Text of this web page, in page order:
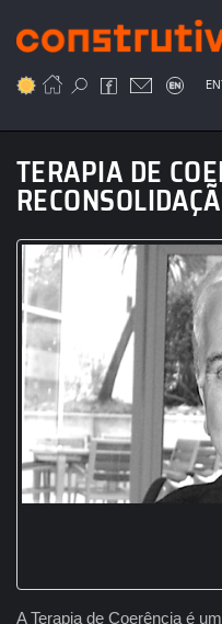
para
conteúdo
TERAPIA DE
A Terapia de Coerência é